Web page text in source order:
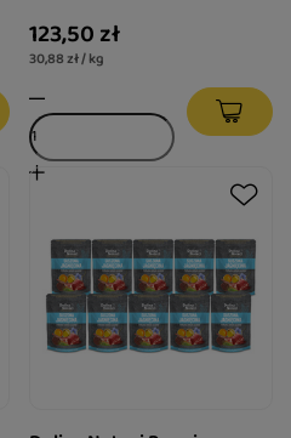
123,50 zł
30,88 zł / kg